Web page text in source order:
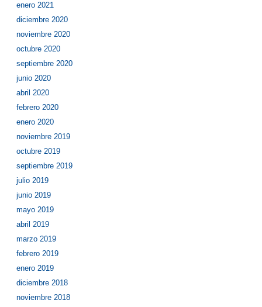
enero 2021
diciembre 2020
noviembre 2020
octubre 2020
septiembre 2020
junio 2020
abril 2020
febrero 2020
enero 2020
noviembre 2019
octubre 2019
septiembre 2019
julio 2019
junio 2019
mayo 2019
abril 2019
marzo 2019
febrero 2019
enero 2019
diciembre 2018
noviembre 2018